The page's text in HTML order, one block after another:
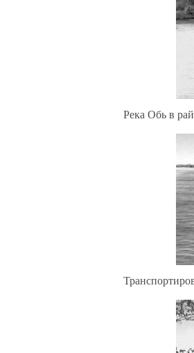
Река Обь в